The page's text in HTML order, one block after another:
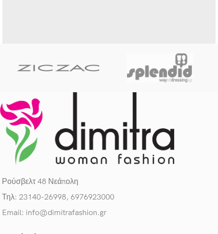
Accessories
Imperdiet mauris a nontin
Ρούσβελτ 48 Νεάπολη
Τηλ: 23140-26998, 6976923000
Email: info@dimitrafashion.gr